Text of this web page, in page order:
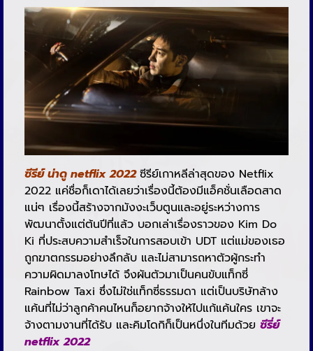
ซีรีย์ น่าดู netflix 2022ซีรีย์เกาหลีล่าสุดของ Netflix
2022 แค่ชื่อก็เดาได้เลยว่าเรื่องนี้ต้องมีแอ็คชั่นเลือดสาด
แน่ๆ เรื่องนี้สร้างจากมังงะเว็บตูนและอยู่ระหว่างการ
พัฒนาตั้งแต่ต้นปีที่แล้ว บอกเล่าเรื่องราวของ Kim Do
Ki ที่ประสบความสำเร็จในการสอบเข้า UDT แต่แม่ของเธอ
ถูกฆาตกรรมอย่างลึกลับ และไม่สามารถหาตัวผู้กระทำ
ความผิดมาลงโทษได้ จึงผันตัวมาเป็นคนขับแท็กซี่
Rainbow Taxi ซึ่งไม่ใช่แท็กซี่ธรรมดา แต่เป็นบริษัทล้าง
แค้นที่ไม่ว่าลูกค้าคนไหนก็อยากจ้างให้ไปแก้แค้นใคร เขาจะ
จ้างตามงานที่ได้รับ และคิมโดกิก็เป็นหนึ่งในทีมด้วย ซีรี่ย์
netflix 2022